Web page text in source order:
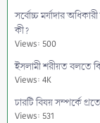
সর্বোচ্চ মর্যাদার
কী?
Views: 500
ইসলামী শরীয়ত বলতে
Views: 4K
চারটি বিষয় সম্পর্কে
Views: 531